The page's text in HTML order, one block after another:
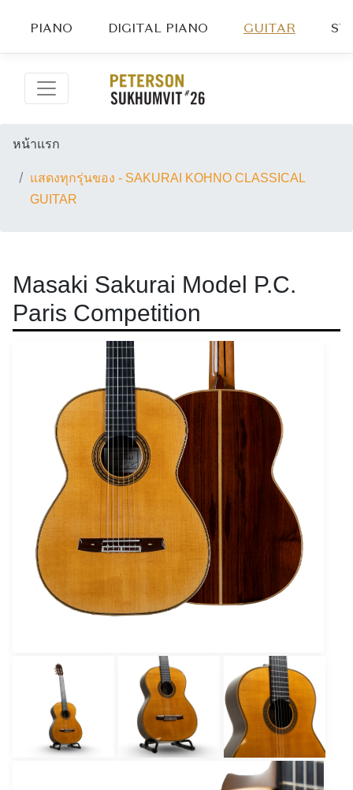
PIANO DIGITAL PIANO GUITAR
หน้าแรก
แสดงทุกรุ่นของ - SAKURAI KOHNO CLASSICAL
GUITAR
Masaki Sakurai Model P.C.
Paris Competition